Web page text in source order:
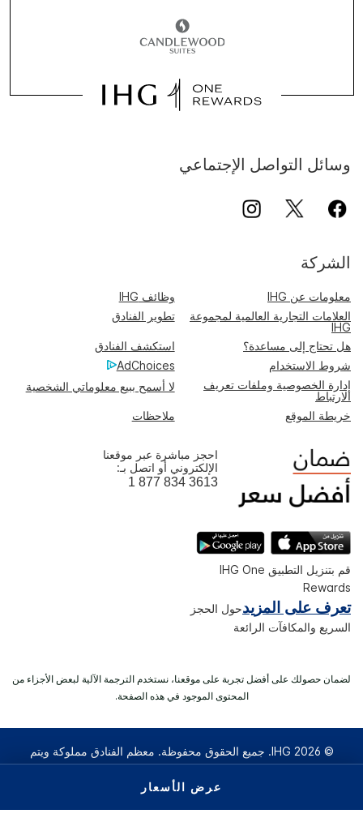
عرض الأسعار
وسائل التواصل الإجتماعي
الشركة
معلومات عن IHG
وظائف IHG
العلامات التجارية العالمية لمجموعة
IHG
تطوير الفنادق
هل تحتاج إلى مساعدة؟
استكشف الفنادق
شروط الاستخدام
AdChoices
إدارة الخصوصية وملفات تعريف
الارتباط
لا أسمح ببيع معلوماتي الشخصية
خريطة الموقع ملاحظات
احجز مباشرة عبر موقعنا
الإلكتروني أو اتصل بـ:
1 877 834 3613
قم بتنزيل التطبيق IHG One
Rewards
تعرف على المزيدحول الحجز
السريع والمكافآت الرائعة
لضمان حصولك على أفضل تجربة على موقعنا، نستخدم الترجمة الآلية لبعض الأجزاء من
المحتوى الموجود في هذه الصفحة.
© 2026 IHG. ‫جميع الحقوق محفوظة.‬ معظم الفنادق مملوكة ويتم
تشغيلها بصورة مستقلة.